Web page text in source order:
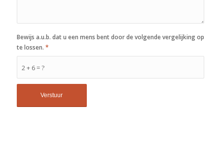
2 + 6 = ?
Bewijs a.u.b. dat u een mens bent door de volgende vergelijking op
te lossen. *